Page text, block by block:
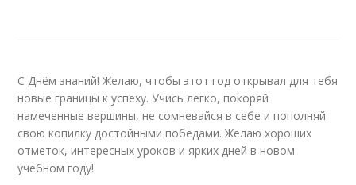
С Днём знаний! Желаю, чтобы этот год открывал для тебя
новые границы к успеху. Учись легко, покоряй
намеченные вершины, не сомневайся в себе и пополняй
свою копилку достойными победами. Желаю хороших
отметок, интересных уроков и ярких дней в новом
учебном году!